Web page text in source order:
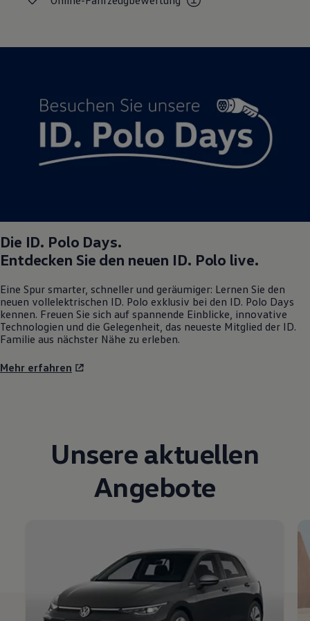
Familie
Volkswagen Kundenbetreuung
Die ID. Polo Days.
Entdecken Sie den neuen ID. Polo live.
Eine Spur smarter, schneller und geräumiger: Lernen Sie den
neuen vollelektrischen ID. Polo exklusiv bei den ID. Polo Days
kennen. Freuen Sie sich auf spannende Einblicke, innovative
Technologien und die Gelegenheit, das neueste Mitglied der ID.
Familie aus nächster Nähe zu erleben.
Mehr erfahren
Unsere aktuellen
Angebote